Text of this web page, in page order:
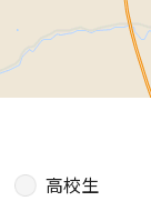
高校生